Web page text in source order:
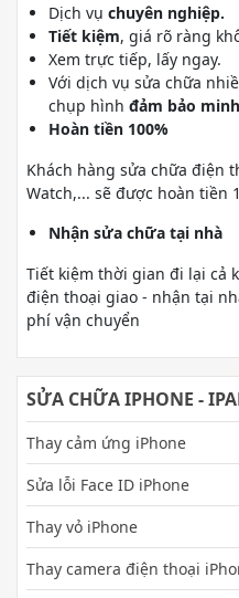
Dịch vụ chuyên nghiệp.
Tiết kiệm, giá rõ ràng
Xem trực tiếp, lấy ngay.
Với dịch vụ sửa chữa
chụp hình đảm bảo
Hoàn tiền 100%
Khách hàng sửa chữa điện
Watch,... sẽ được hoàn tiền
Nhận sửa chữa tại nhà
Tiết kiệm thời gian đi lại cả
điện thoại giao - nhận tại
phí vận chuyển
SỬA CHỮA IPHONE -
Thay cảm ứng iPhone
Sửa lỗi Face ID iPhone
Thay vỏ iPhone
Thay camera điện thoại